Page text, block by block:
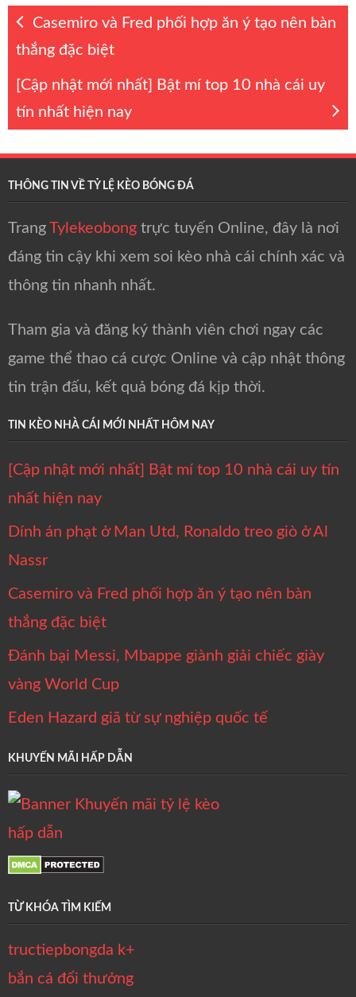
Casemiro và Fred phối hợp ăn ý tạo nên bàn
thắng đặc biệt
[Cập nhật mới nhất] Bật mí top 10 nhà cái uy
tín nhất hiện nay
THÔNG TIN VỀ TỶ LỆ KÈO BÓNG ĐÁ
Trang Tylekeobong trực tuyến Online, đây là nơi
đáng tin cậy khi xem soi kèo nhà cái chính xác và
thông tin nhanh nhất.
Tham gia và đăng ký thành viên chơi ngay các
game thể thao cá cược Online và cập nhật thông
tin trận đấu, kết quả bóng đá kịp thời.
TIN KÈO NHÀ CÁI MỚI NHẤT HÔM NAY
[Cập nhật mới nhất] Bật mí top 10 nhà cái uy tín
nhất hiện nay
Dính án phạt ở Man Utd, Ronaldo treo giò ở Al
Nassr
Casemiro và Fred phối hợp ăn ý tạo nên bàn
thắng đặc biệt
Đánh bại Messi, Mbappe giành giải chiếc giày
vàng World Cup
Eden Hazard giã từ sự nghiệp quốc tế
KHUYẾN MÃI HẤP DẪN
TỪ KHÓA TÌM KIẾM
tructiepbongda k+
bắn cá đổi thưởng